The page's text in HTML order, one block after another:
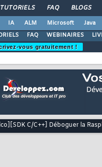
TUTORIELS FAQ BLOGS
IA ALM Microsoft Java
FAQ WEBINAIRES
vous gratuitement !
C/C++] Déboguer la